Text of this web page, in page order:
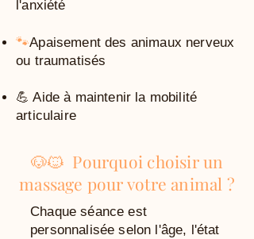
l'anxiété
🐾Apaisement des animaux nerveux
ou traumatisés
💪 Aide à maintenir la mobilité
articulaire
🐶🐱 Pourquoi choisir un
massage pour votre animal ?
Chaque séance est
personnalisée selon l'âge, l'état